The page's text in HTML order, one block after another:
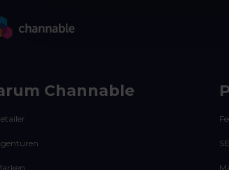
Channable